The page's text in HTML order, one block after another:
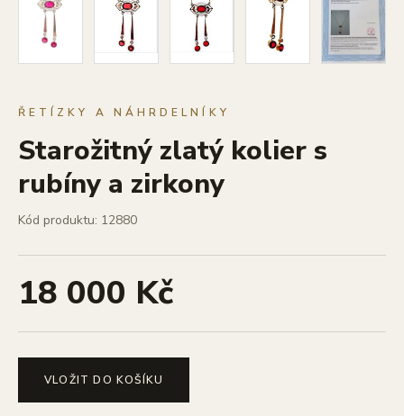
ŘETÍZKY A NÁHRDELNÍKY
Starožitný zlatý kolier s
rubíny a zirkony
Kód produktu: 12880
18 000 Kč
VLOŽIT DO KOŠÍKU